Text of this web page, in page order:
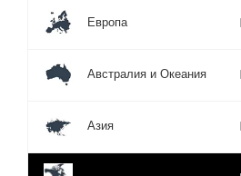
Европа
Австралия и Океания
Азия